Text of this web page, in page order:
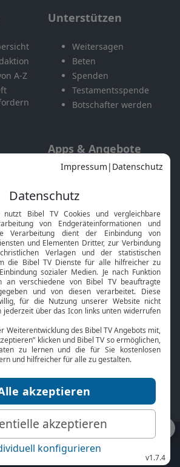
A-Z
Unterstützen
Weitersagen
Beten
Spenden
Testamentsspende
Botschafter werden
erklärt
Apps & Angebote
Mobile App
Smart TV
HbbTV
Bibelthek Online-Bibel
Nächster Gottesdienst
Service
Kontakt
TV-Empfang
Impressum
Datenschutz
Fakten Bibel TV App